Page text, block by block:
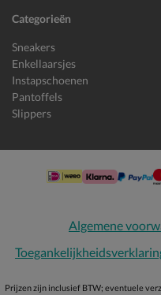
Categorieën
Sneakers
Enkellaarsjes
Instapschoenen
Pantoffels
Slippers
Algemene
Prijzen zijn inclusief BTW; eventuele